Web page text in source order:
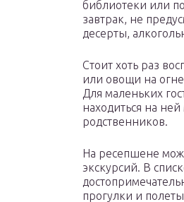
библиотеки или
завтрак, не
десерты,
Стоит хоть раз
или овощи на
Для маленьких
находиться на
родственников.
На ресепшене
экскурсий. В
прогулки и